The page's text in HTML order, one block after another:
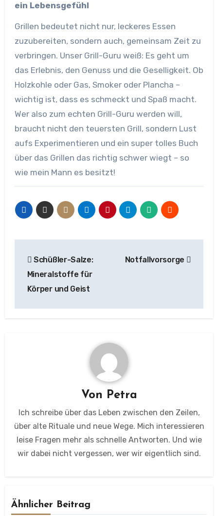
ein Lebensgefühl
Grillen bedeutet nicht nur, leckeres Essen
zuzubereiten, sondern auch, gemeinsam Zeit zu
verbringen. Unser Grill-Guru weiß: Es geht um
das Erlebnis, den Genuss und die Geselligkeit. Ob
Holzkohle oder Gas, Smoker oder Plancha –
wichtig ist, dass es schmeckt und Spaß macht.
Wer also zum echten Grill-Guru werden will,
braucht nicht den teuersten Grill, sondern Lust
aufs Experimentieren und ein super tolles Buch
über das Grillen das richtig schwer wiegt – so
wie mein Mann es besitzt!
Schüßler-Salze:
Mineralstoffe für
Körper und Geist
Notfallvorsorge
Von Petra
Ich schreibe über das Leben zwischen den Zeilen,
über alte Rituale und neue Wege. Mich interessieren
leise Fragen mehr als schnelle Antworten. Und wie
wir dabei nicht vergessen, wer wir eigentlich sind.
Ähnlicher Beitrag